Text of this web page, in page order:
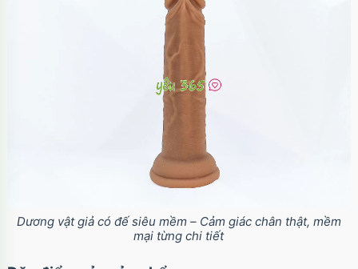
Ốp lưng iPhone 17 Pro Clear Case Magnetic
Ốp lưng MagSafe iPhone 17 Clear Case trong
Ốp lưng iPhone 17 Pro Max Clear Case
Dương vật giả có đế siêu mềm – Cảm giác chân thật, mềm
mại từng chi tiết